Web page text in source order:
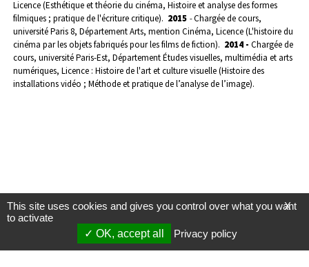
Licence (Esthétique et théorie du cinéma, Histoire et analyse des formes
filmiques ; pratique de l'écriture critique). 2015 -Chargée de cours,
université Paris 8, Département Arts, mention Cinéma, Licence (L'histoire du
cinéma par les objets fabriqués pour les films de fiction). 2014 - Chargée de
cours, université Paris-Est, Département Études visuelles, multimédia et arts
numériques, Licence : Histoire de l'art et culture visuelle (Histoire des
installations vidéo ; Méthode et pratique de l’analyse de l’image).
X
This site uses cookies and gives you control over what you want
to activate
OK, accept all
Privacy policy